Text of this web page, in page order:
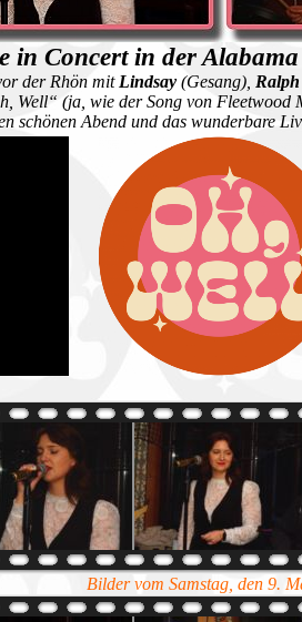
in Concert in der
der Rhön mit Lindsay (Gesang), Ralph
Well“ (ja, wie der Song von Fleetwood
schönen Abend und das wunderbare
Bilder vom Samstag, den 9.